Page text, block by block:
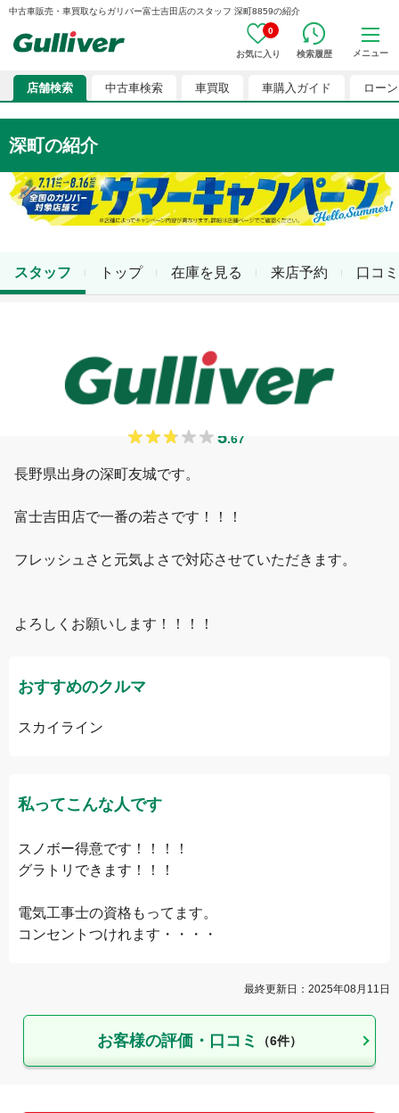
中古車販売・車買取ならガリバー富士吉田店のスタッフ 深町8859の紹介
0
お気に入り 検索履歴 メニュー
店舗検索 中古車検索 車買取 車購入ガイド ローン
深町の紹介
トップ 在庫を見る 来店予約 口コミ
スタッフ
店舗スタッフ
5.67
長野県出身の深町友城です。
富士吉田店で一番の若さです！！！
フレッシュさと元気よさで対応させていただきます。
よろしくお願いします！！！！
おすすめのクルマ
スカイライン
私ってこんな人です
スノボー得意です！！！！
グラトリできます！！！
電気工事士の資格もってます。
コンセントつけれます・・・・
最終更新日： 2025年08月11日
お客様の評価・口コミ （6件）